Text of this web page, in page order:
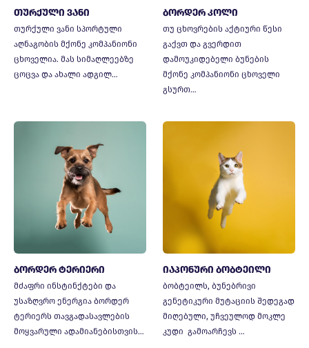
თურქული ვანი
თურქული ვანი სპორტული
აღნაგობის მქონე კომპანიონი
ცხოველია. მას სიმაღლეებზე
ცოცვა და ახალი ადგილ…
ბორდერ კოლი
თუ ცხოვრების აქტიური წესი
გაქვთ და გვერდით
დამოუკიდებელი ბუნების
მქონე კომპანიონი ცხოველი
გსურთ…
ბორდერ ტერიერი
მძაფრი ინსტინქტები და
უსაზღვრო ენერგია ბორდერ
ტერიერს თავგადასავლების
მოყვარული ადამიანებისთვის…
იაპონური ბობტეილი
ბობტეილს, ბუნებრივი
გენეტიკური მუტაციის შედეგად
მიღებული, უჩვეულოდ მოკლე
კუდი გამოარჩევს …